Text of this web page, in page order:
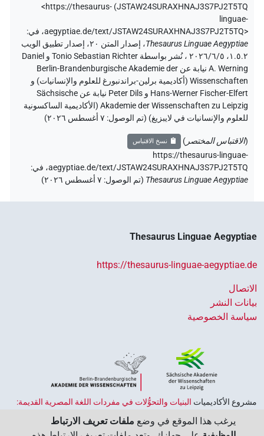
JSTAW24SURAXHNAJ3S7PJ2T5TQ
)
<https://thesaurus-
linguae-
aegyptiae.de/text/JSTAW24SURAXHNAJ3S7PJ2T5TQ>، في:
Thesaurus Linguae Aegyptiae،
إصدار المتن ٢٠، إصدار تطبيق الويب
۱.٥.٢، ٢٠٢٦/٦/٥ ، نُشر بواسطة Tonio Sebastian Richter و Daniel
A. Werning نيابة عن Berlin-Brandenburgische Akademie der
Wissenschaften (أكاديمية برلين-براندنبورغ للعلوم والإنسانيات) و
Hans-Werner Fischer-Elfert و Peter Dils نيابة عن Sächsische
Akademie der Wissenschaften zu Leipzig (الأكاديمية الساكسونية
للعلوم والإنسانيات في لايبزيغ) (تم الوصول: ٧ أغسطس ٢٠٢٦ )
(الاقتباس المختصر ) نسخ الاقتباس
https://thesaurus-linguae-
aegyptiae.de/text/JSTAW24SURAXHNAJ3S7PJ2T5TQ، في:
Thesaurus Linguae Aegyptiae
(تم الوصول: ٧ أغسطس ٢٠٢٦ )
Thesaurus Linguae Aegyptiae
https://thesaurus-linguae-aegyptiae.de
الاتصال
بيانات النشر
سياسة الخصوصية
مشروع الأكاديميات ‏ البنيات والتحوُّلات في مفردات اللغة المصرية القديمة:
الممول من قبل الحكومة الاتحادية وحكومات الولايات بجمهورية ألمانيا
يرغب هذا الموقع في وضع ملفات تعريف الارتباط